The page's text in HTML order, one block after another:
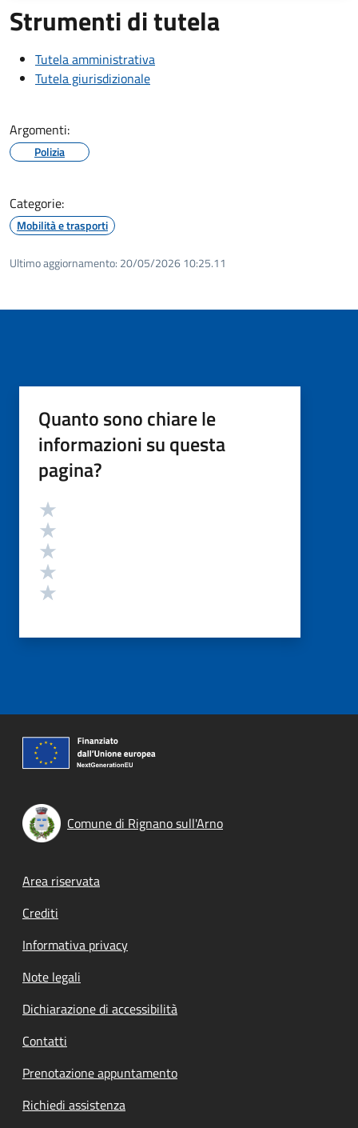
Strumenti di tutela
Tutela amministrativa
Tutela giurisdizionale
Argomenti:
Polizia
Categorie:
Mobilità e trasporti
Ultimo aggiornamento: 20/05/2026 10:25.11
Quanto sono chiare le
informazioni su questa
pagina?
Valutazione
Comune di Rignano sull'Arno
Footer menu
Area riservata
Crediti
Informativa privacy
Note legali
Dichiarazione di accessibilità
Contatti
Prenotazione appuntamento
Richiedi assistenza